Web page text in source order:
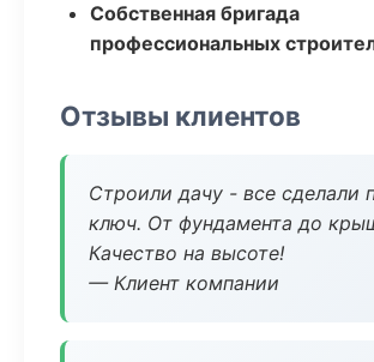
Собственная бригада
профессиональных
Отзывы клиентов
Строили дачу - все сделали
ключ. От фундамента до
Качество на высоте!
— Клиент компании